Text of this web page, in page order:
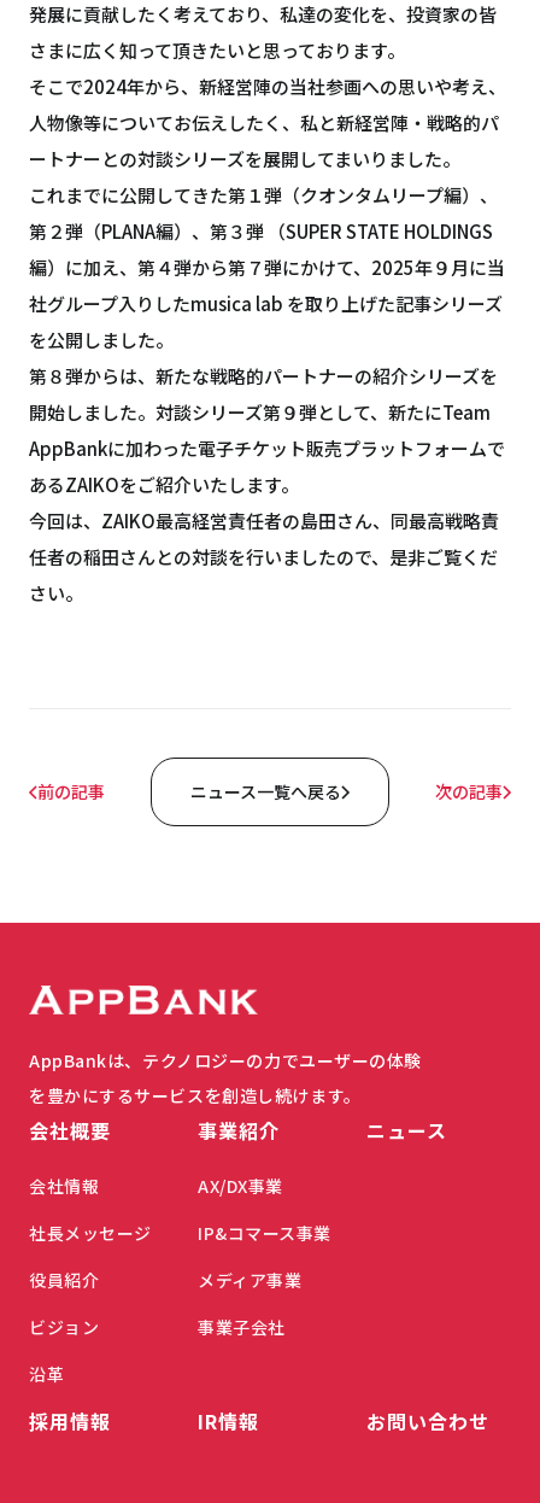
発展に貢献したく考えており、私達の変化を、投資家の皆
さまに広く知って頂きたいと思っております。
そこで2024年から、新経営陣の当社参画への思いや考え、
人物像等についてお伝えしたく、私と新経営陣・戦略的パ
ートナーとの対談シリーズを展開してまいりました。
これまでに公開してきた第１弾（クオンタムリープ編）、
第２弾（PLANA編）、第３弾 （SUPER STATE HOLDINGS
編）に加え、第４弾から第７弾にかけて、2025年９月に当
社グループ入りしたmusica lab を取り上げた記事シリーズ
を公開しました。
第８弾からは、新たな戦略的パートナーの紹介シリーズを
開始しました。対談シリーズ第９弾として、新たにTeam
AppBankに加わった電子チケット販売プラットフォームで
あるZAIKOをご紹介いたします。
今回は、ZAIKO最高経営責任者の島田さん、同最高戦略責
任者の稲田さんとの対談を行いましたので、是非ご覧くだ
さい。
前の記事 ニュース一覧へ戻る 次の記事
AppBankは、テクノロジーの力でユーザーの体験
を豊かにするサービスを創造し続けます。
会社概要
会社情報
社長メッセージ
役員紹介
ビジョン
沿革
事業紹介
AX/DX事業
IP&コマース事業
メディア事業
事業子会社
ニュース
採用情報 IR情報 お問い合わせ